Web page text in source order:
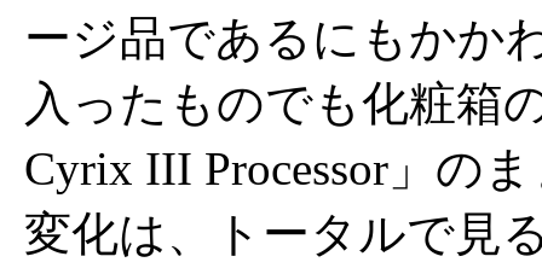
ージ品であるにもかか
入ったものでも化粧箱
Cyrix III Processor」の
変化は、トータルで見